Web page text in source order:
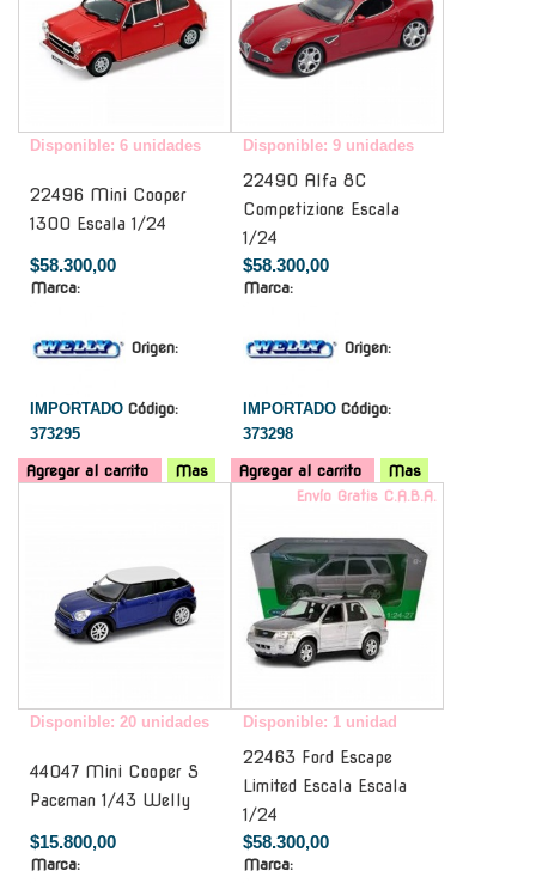
Disponible: 6 unidades
22496 Mini Cooper
1300 Escala 1/24
$58.300,00
Marca:
Origen:
IMPORTADO Código:
373295
Agregar al carrito Mas
Disponible: 9 unidades
22490 Alfa 8C
Competizione Escala
1/24
$58.300,00
Marca:
Origen:
IMPORTADO Código:
373298
Agregar al carrito
Mas
Disponible: 20 unidades
44047 Mini Cooper S
Paceman 1/43 Welly
$15.800,00
Marca:
Envío Gratis C.A.B.A.
Disponible: 1 unidad
22463 Ford Escape
Limited Escala Escala
1/24
$58.300,00
Marca: